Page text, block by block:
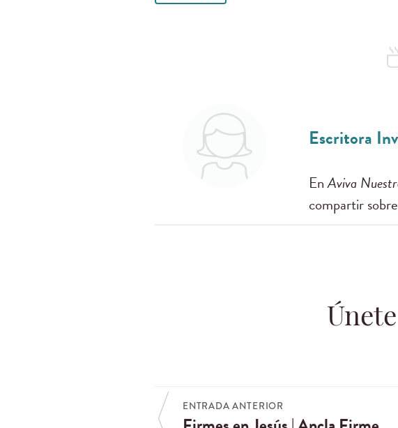
Escritora
EnAviva
compartir
ENTRADA ANTERIOR